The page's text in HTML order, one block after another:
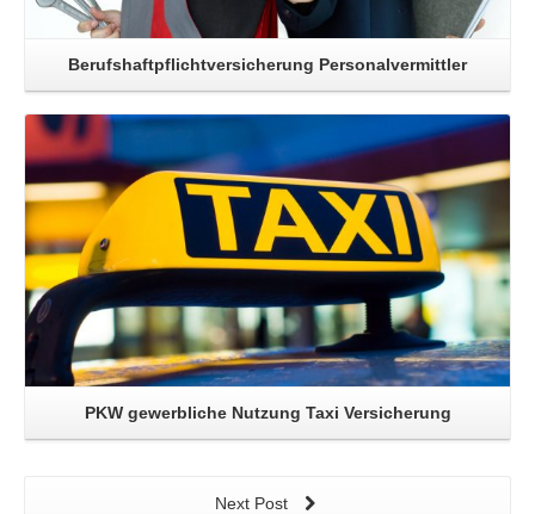
Berufshaftpflichtversicherung Personalvermittler
Read More
PKW gewerbliche Nutzung Taxi Versicherung
Next Post